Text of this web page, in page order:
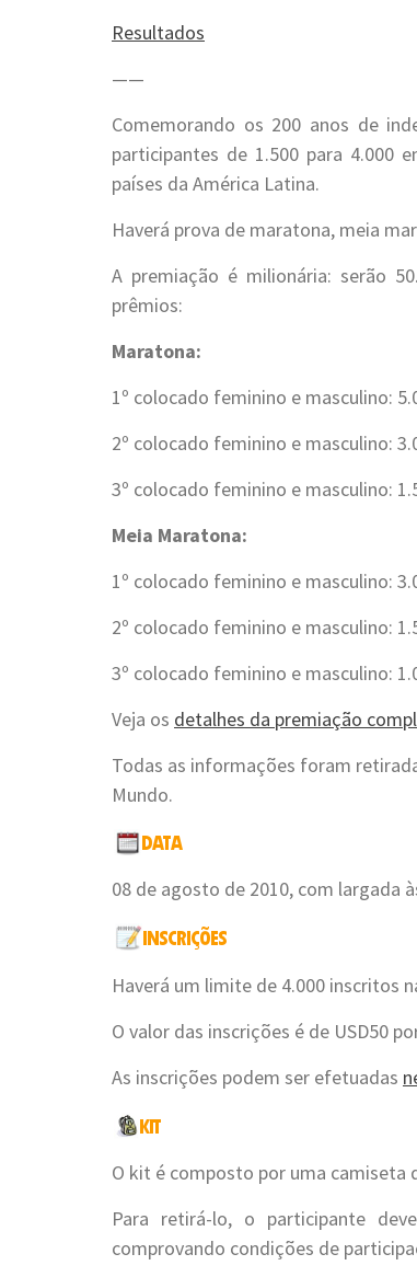
Resultados
——
Comemorando os 200 anos de
participantes de 1.500 para 4.000
países da América Latina.
Haverá prova de maratona, meia
A premiação é milionária: serão
prêmios:
Maratona:
1º colocado feminino e masculino:
2º colocado feminino e masculino:
3º colocado feminino e masculino:
Meia Maratona:
1º colocado feminino e masculino:
2º colocado feminino e masculino:
3º colocado feminino e masculino:
Veja os detalhes da premiação
Todas as informações foram
Mundo.
08 de agosto de 2010, com largada
Haverá um limite de 4.000 inscritos
O valor das inscrições é de USD50
As inscrições podem ser efetuadas
O kit é composto por uma camiseta
Para retirá-lo, o participante
comprovando condições de